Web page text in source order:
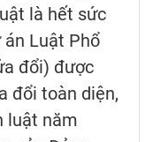
là hết sức
Luật Phổ
đổi) được
đổi toàn diện,
luật năm